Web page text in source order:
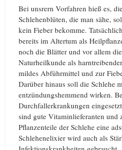
Bei unsrern Vorfahren hieß es,
Schlehenblüten, die man sähe,
kein Fieber bekomme.
bereits im Altertum als
noch die Blätter und vor allem
Naturheilkunde als
mildes Abführmittel und zur
Darüber hinaus soll die Schlehe
entzündungshemmend wirken.
Durchfallerkrankungen
sind gute Vitaminlieferanten und
Pflanzenteile der Schlehe eine
Schlehenelixier wird auch als